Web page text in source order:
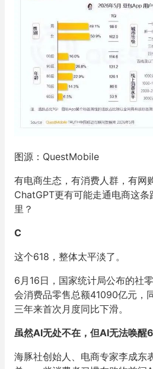
图源：QuestMobile
有电商生态，有消费人群，有网
ChatGPT更有可能走通电商这
里？
C
这个618，整体太平淡了。
6月16日，国家统计局公布的社
会消费品零售总额41090亿元，
三年来首次月度同比下滑。
虽然AI无处不在，但AI无法唤醒
海豚社创始人、电商专家李成东